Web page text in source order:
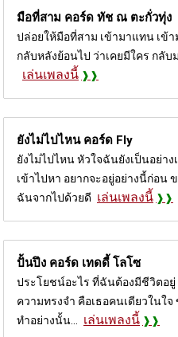
มือที่สาม คอร์ด ทัช ณ ตะกั่วทุ่ง
ปล่อยให้มือที่สาม เข้ามาแทน เข้
กลับหลังย้อนไป ว่าเคยมีใคร กลั
เล่นเพลงนี้
ยังไม่ไปไหน คอร์ด Fly
ยังไม่ไปไหน หัวใจฉันยังเป็นอย่า
เข้าไปหา อยากจะอยู่อย่างนี้ก่อน
ฉันจากไปด้วยดี เล่นเพลงนี้
ปั้นปึง คอร์ด เทดดี้ โลโซ
ประโยชน์อะไร ที่ฉันต้องมีชีวิตอยู่
ความทรงจำ คือเธอคนเดียวในใ
ทำอย่างนั้น...
เล่นเพลงนี้